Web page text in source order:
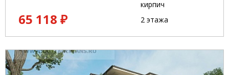
65 118 ₽
кирпич
2 этажа